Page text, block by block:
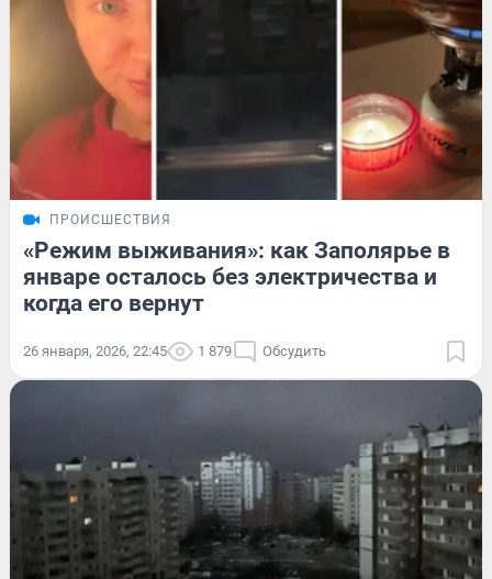
ПРОИСШЕСТВИЯ
«Режим выживания»: как Заполярье в
январе осталось без электричества и
когда его вернут
26 января, 2026, 22:45 1 879 Обсудить